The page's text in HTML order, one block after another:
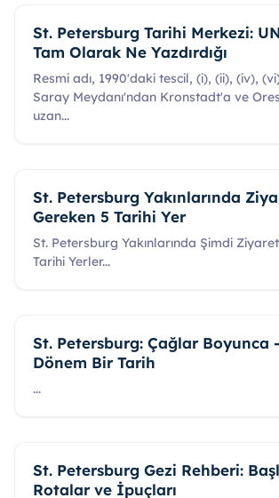
St. Petersburg Tarihi Merkezi:
Tam Olarak Ne Yazdırdığı
Resmi adı, 1990'daki tescil, (i), (ii), (iv),
Saray Meydanı'ndan Kronstadt'a ve
uzan...
St. Petersburg Yakınlarında
Gereken 5 Tarihi Yer
St. Petersburg Yakınlarında Şimdi
Tarihi Yerler...
St. Petersburg: Çağlar Boyunca
Dönem Bir Tarih
...
St. Petersburg Gezi Rehberi:
Rotalar ve İpuçları